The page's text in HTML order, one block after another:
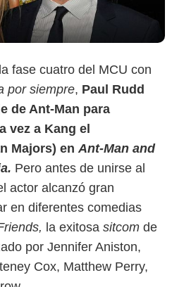
fase cuatro del MCU con
por siempre, Paul Rudd
de Ant-Man para
vez a Kang el
Majors) en Ant-Man and
Pero antes de unirse al
actor alcanzó gran
en diferentes comedias
la exitosa sitcom de
por Jennifer Aniston,
Cox, Matthew Perry,